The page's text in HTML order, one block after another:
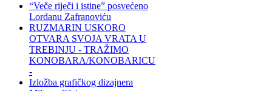
“Veče riječi i istine” posvećeno
Lordanu Zafranoviću
RUZMARIN USKORO
OTVARA SVOJA VRATA U
TREBINJU - TRAŽIMO
KONOBARA/KONOBARICU
-
Izložba grafičkog dizajnera